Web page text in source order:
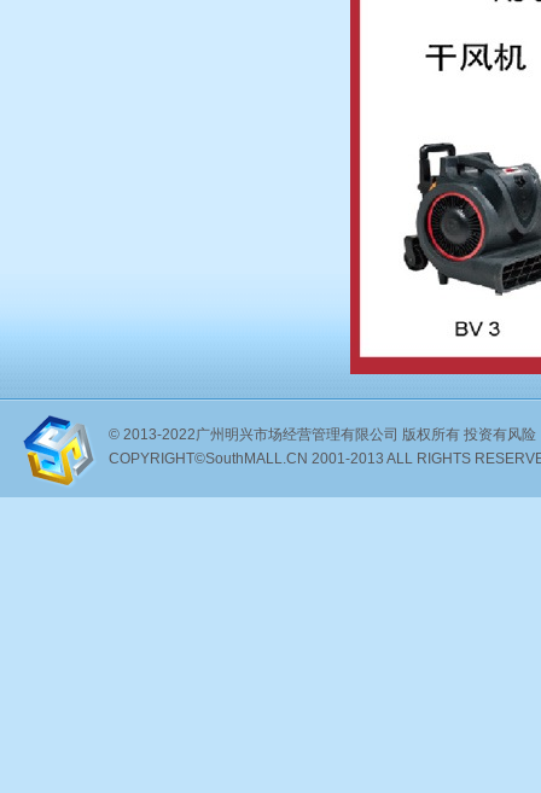
© 2013-2022广州明兴市场经营管理有限公司 版权所有 投资有风
COPYRIGHT©SouthMALL.CN 2001-2013 ALL RIGHTS